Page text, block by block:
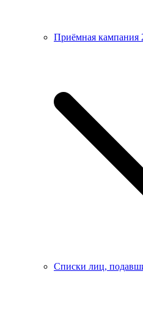
Приёмная кампания
Списки лиц,